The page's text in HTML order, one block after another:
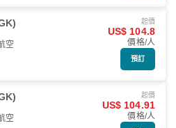
空
起價
US$ 104.8
價格/人
預訂
空
起價
US$ 104.91
價格/人